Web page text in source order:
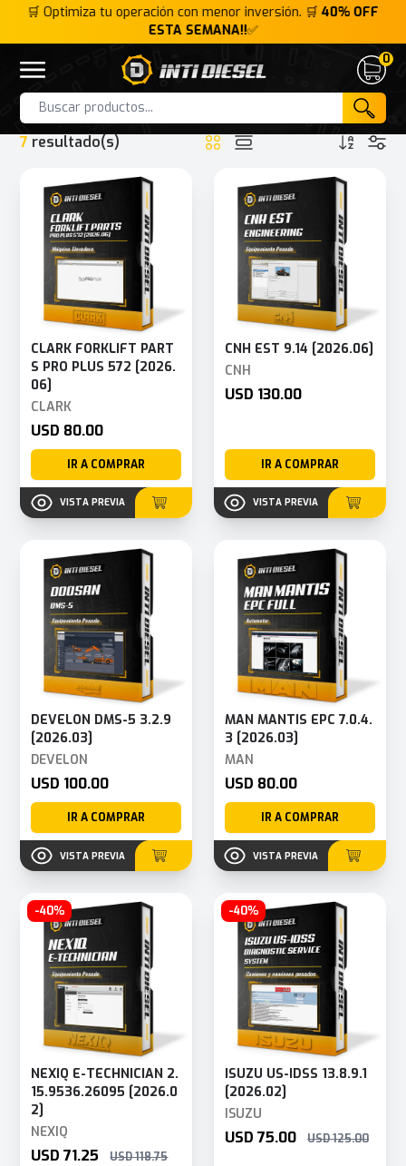
🛒 Optimiza tu operación con menor inversión. 🛒40% OFF
ESTA SEMANA!!✅
Open menu
Inti Diesel
Cart
0
HOME COLECCIÓN DESCUBRE NUEVAS ACTUALIZACIONES
Products
7 resultado(s)
CLARK FORKLIFT PART
S PRO PLUS 572 [2026.
06]
CLARK
USD 80.00
IR A COMPRAR
VISTA PREVIA
CNH EST 9.14 [2026.06]
CNH
USD 130.00
IR A COMPRAR
VISTA PREVIA
DEVELON DMS-5 3.2.9
[2026.03]
DEVELON
USD 100.00
IR A COMPRAR
VISTA PREVIA
MAN MANTIS EPC 7.0.4.
3 [2026.03]
MAN
USD 80.00
IR A COMPRAR
VISTA PREVIA
-40%
NEXIQ E-TECHNICIAN 2.
15.9536.26095 [2026.0
2]
NEXIQ
USD 71.25 USD 118.75
-40%
ISUZU US-IDSS 13.8.9.1
[2026.02]
ISUZU
USD 75.00 USD 125.00